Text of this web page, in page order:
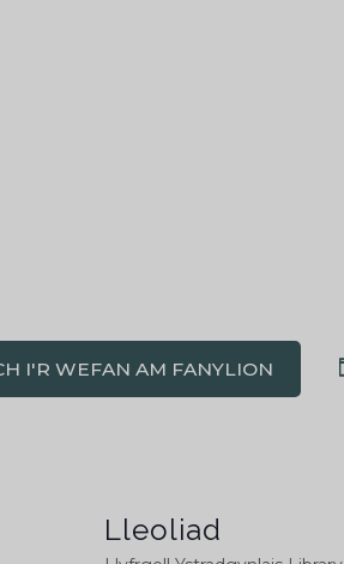
I'R WEFAN AM FANYLION
Lleoliad